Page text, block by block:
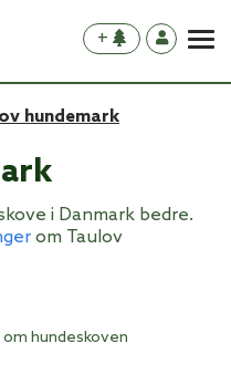
+
hundemark
i Danmark bedre.
om Taulov
hundeskoven